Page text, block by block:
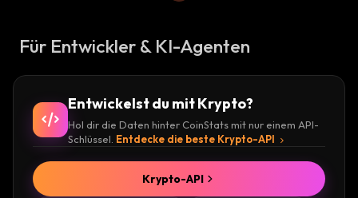
Für Entwickler & KI-Agenten
Entwickelst du mit Krypto?
Hol dir die Daten hinter CoinStats mit nur einem API-
Schlüssel. Entdecke die beste Krypto-API
Krypto-API